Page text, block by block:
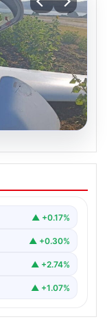
▲ +0.17%
▲ +0.30%
▲ +2.74%
▲ +1.07%